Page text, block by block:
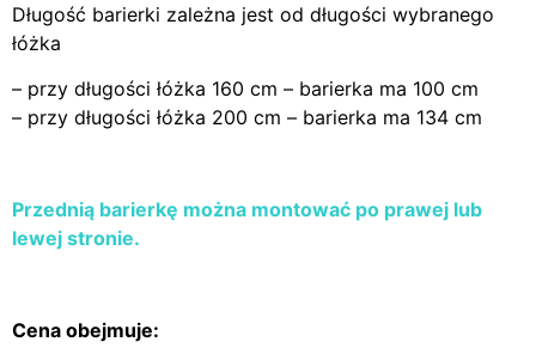
Długość barierki zależna jest od długości wybranego
łóżka
– przy długości łóżka 160 cm – barierka ma 100 cm
– przy długości łóżka 200 cm – barierka ma 134 cm
Przednią barierkę można montować po prawej lub
lewej stronie.
Cena obejmuje: